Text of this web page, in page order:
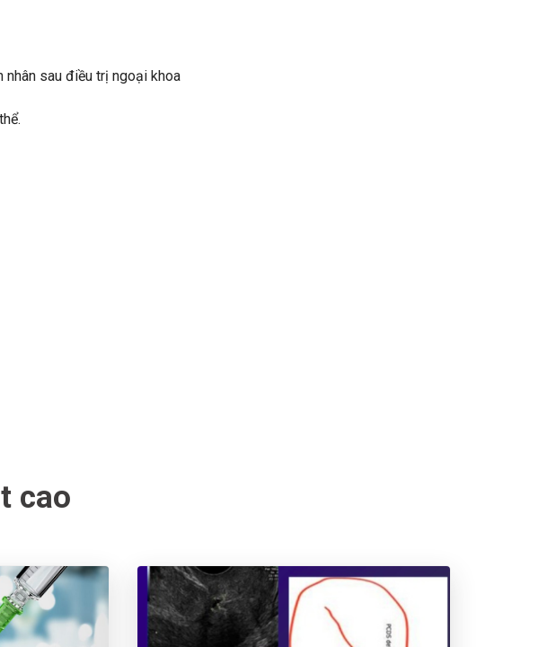
sau điều trị ngoại khoa
cao